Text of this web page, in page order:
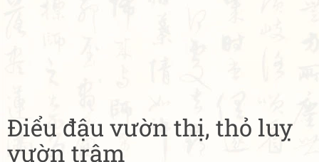
Điểu đậu vườn thị, thỏ luỵ
vườn trâm